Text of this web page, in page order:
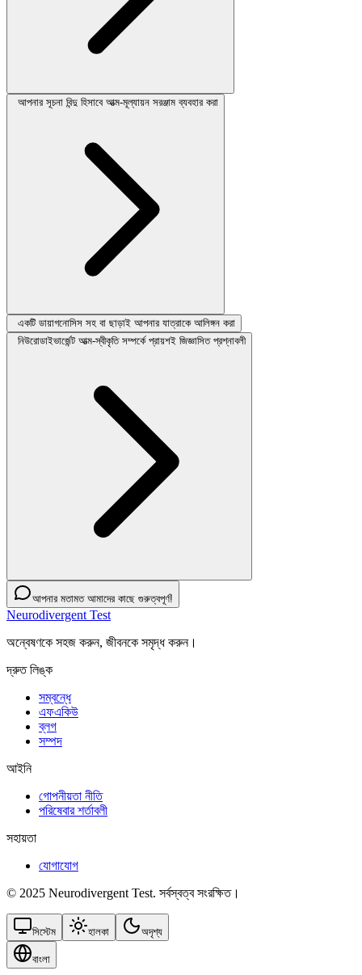
আপনার সূচনা বিন্দু হিসাবে আত্ম-মূল্যায়ন সরঞ্জাম ব্যবহার করা
একটি ডায়াগনোসিস সহ বা ছাড়াই আপনার যাত্রাকে আলিঙ্গন করা
নিউরোডাইভার্জেন্ট আত্ম-স্বীকৃতি সম্পর্কে প্রায়শই জিজ্ঞাসিত প্রশ্নাবলী
আপনার মতামত আমাদের কাছে গুরুত্বপূর্ণ!
Neurodivergent Test
অন্বেষণকে সহজ করুন, জীবনকে সমৃদ্ধ করুন।
দ্রুত লিঙ্ক
সম্বন্ধে
এফএকিউ
ব্লগ
সম্পদ
আইনি
গোপনীয়তা নীতি
পরিষেবার শর্তাবলী
সহায়তা
যোগাযোগ
© 2025 Neurodivergent Test. সর্বস্বত্ব সংরক্ষিত।
সিস্টেম হালকা অদৃশ্য
বাংলা